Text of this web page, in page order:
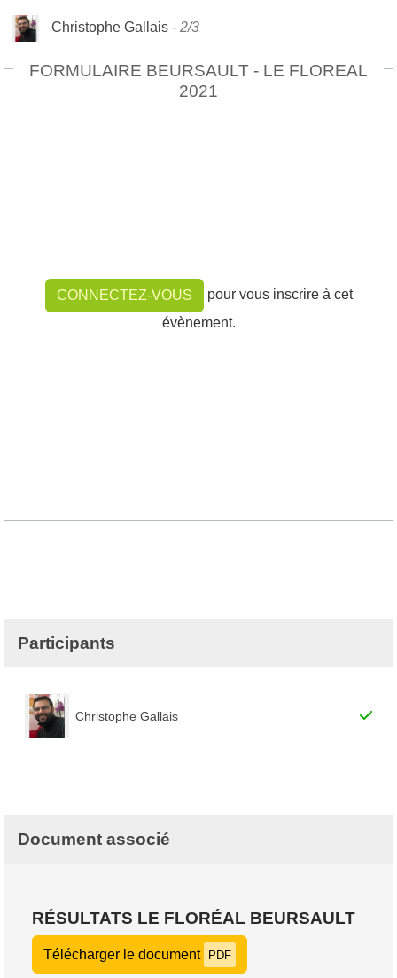
Christophe Gallais 2/3
FORMULAIRE BEURSAULT - LE FLOREAL
2021
CONNECTEZ-VOUS
pour vous inscrire à cet
évènement.
Participants
Christophe Gallais
Document associé
RÉSULTATS LE FLORÉAL BEURSAULT
Télécharger le document PDF